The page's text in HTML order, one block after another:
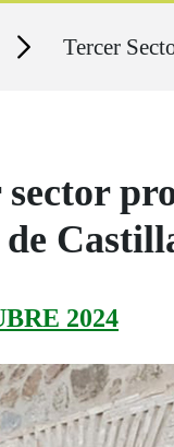
Secciones Tercer
2024